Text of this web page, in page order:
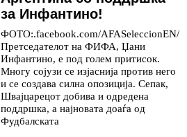
за Инфантино!
ФОТО:.facebook.com/AFASeleccionEN/
Претседателот на ФИФА, Џани
Инфантино, е под голем притисок.
Многу сојузи се изјаснија против него
и се создава силна опозиција. Сепак,
Швајцарецот добива и одредена
поддршка, а најновата доаѓа од
Фудбалската